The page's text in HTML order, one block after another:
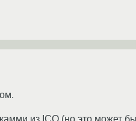
из ICQ (но это может